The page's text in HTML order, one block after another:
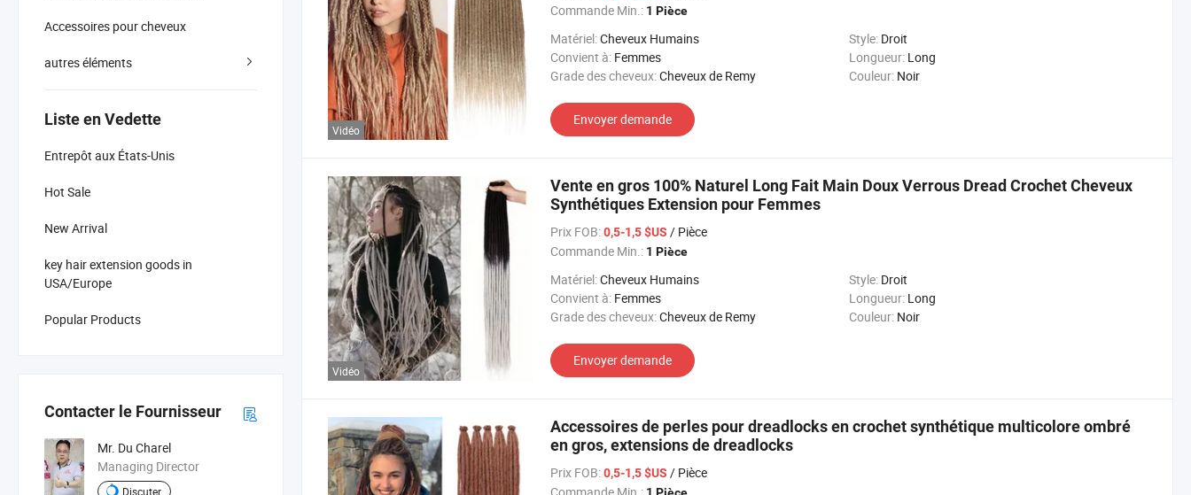
Accessoires pour cheveux
autres éléments
Liste en Vedette
Entrepôt aux États-Unis
Hot Sale
New Arrival
key hair extension goods in
USA/Europe
Popular Products
Contacter le Fournisseur
Mr. Du Charel
Managing Director
Discuter
Vidéo
Commande Min.: 1 Pièce
Matériel:Cheveux Humains Style: Droit
Convient à: Femmes Longueur: Long
Grade des cheveux:Cheveux de Remy Couleur: Noir
Envoyer demande
Vidéo
Vente en gros 100% Naturel Long Fait Main Doux Verrous Dread Crochet Cheveux
Synthétiques Extension pour Femmes
Prix FOB:0,5-1,5 $US / Pièce
Commande Min.: 1 Pièce
Matériel:Cheveux Humains Style: Droit
Convient à: Femmes Longueur: Long
Grade des cheveux:Cheveux de Remy Couleur: Noir
Envoyer demande
Accessoires de perles pour dreadlocks en crochet synthétique multicolore ombré
en gros, extensions de dreadlocks
Prix FOB:0,5-1,5 $US / Pièce
1 Pièce